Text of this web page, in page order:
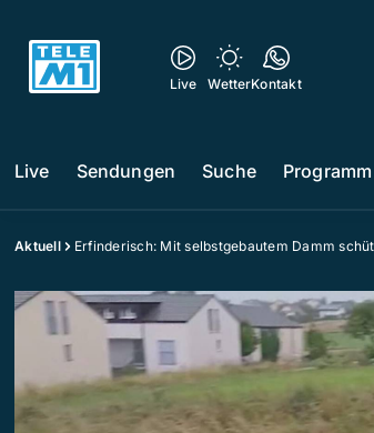
Live WetterKontakt
Live Sendungen Suche Programm
Aktuell Erfinderisch: Mit selbstgebautem Damm